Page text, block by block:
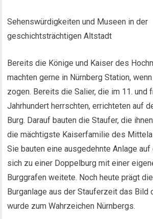
Sehenswürdigkeiten und Museen in der
geschichtsträchtigen Altstadt
Bereits die Könige und Kaiser des
machten gerne in Nürnberg Station,
zogen. Bereits die Salier, die im 11. und
Jahrhundert herrschten, errichteten auf
Burg. Darauf bauten die Staufer, die
die mächtigste Kaiserfamilie des
Sie bauten eine ausgedehnte Anlage auf
sich zu einer Doppelburg mit einer
Burggrafen weitete. Noch heute prägt
Burganlage aus der Stauferzeit das Bild
wurde zum Wahrzeichen Nürnbergs.